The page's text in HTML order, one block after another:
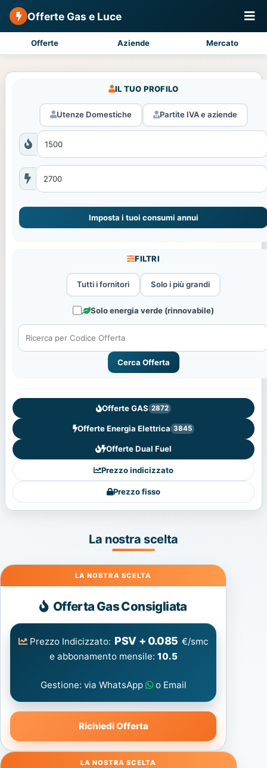
Offerte Gas e Luce
Offerte Aziende Mercato
IL TUO PROFILO
Utenze Domestiche Partite IVA e aziende
Imposta i tuoi consumi annui
FILTRI
Tutti i fornitori Solo i più grandi
Solo energia verde (rinnovabile)
Cerca Offerta
Offerte GAS 2872
Offerte Energia Elettrica 3845
Offerte Dual Fuel
Prezzo indicizzato
Prezzo fisso
La nostra scelta
Gas
Offerta Gas Consigliata
Prezzo Indicizzato: PSV + 0.085 €/smc
e abbonamento mensile: 10.5
Gestione: via WhatsApp o Email
Richiedi Offerta